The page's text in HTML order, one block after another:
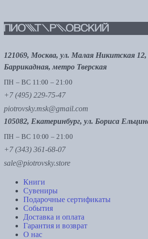
121069, Москва, ул. Малая Никитская
Баррикадная, метро Тверская
ПН – ВС 11:00 – 21:00
+7 (495) 229-75-47
piotrovsky.msk@gmail.com
105082, Екатеринбург, ул. Бориса
ПН – ВС 10:00 – 21:00
+7 (343) 361-68-07
sale@piotrovsky.store
Книги
Сувениры
Подарочные сертификаты
События
Доставка и оплата
Гарантия и возврат
О нас